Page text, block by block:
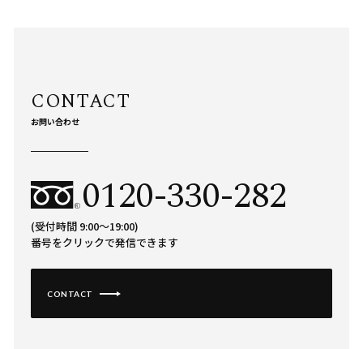
お問い合わせ
0120-330-282
(受付時間 9:00〜19:00)
番号をクリックで発信できます
CONTACT